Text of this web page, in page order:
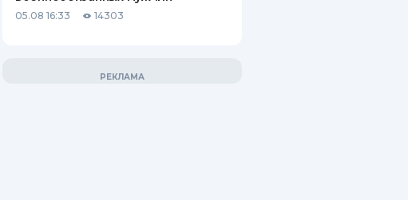
05.08 16:33 14303